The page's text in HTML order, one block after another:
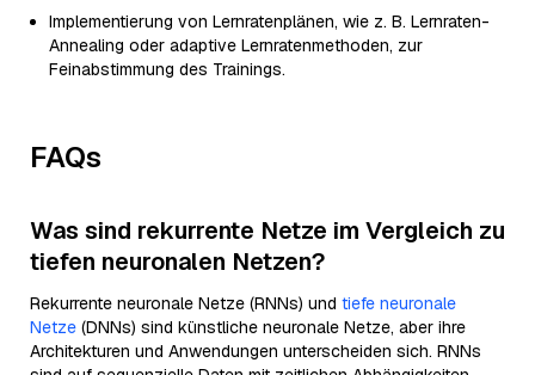
Implementierung von Lernratenplänen, wie z. B. Lernraten-
Annealing oder adaptive Lernratenmethoden, zur
Feinabstimmung des Trainings.
FAQs
Was sind rekurrente Netze im Vergleich zu
tiefen neuronalen Netzen?
Rekurrente neuronale Netze (RNNs) und tiefe neuronale
Netze (DNNs) sind künstliche neuronale Netze, aber ihre
Architekturen und Anwendungen unterscheiden sich. RNNs